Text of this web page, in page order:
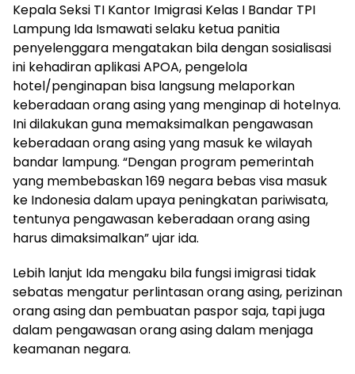
Kepala Seksi TI Kantor Imigrasi Kelas I Bandar TPI
Lampung Ida Ismawati selaku ketua panitia
penyelenggara mengatakan bila dengan sosialisasi
ini kehadiran aplikasi APOA, pengelola
hotel/penginapan bisa langsung melaporkan
keberadaan orang asing yang menginap di hotelnya.
Ini dilakukan guna memaksimalkan pengawasan
keberadaan orang asing yang masuk ke wilayah
bandar lampung. “Dengan program pemerintah
yang membebaskan 169 negara bebas visa masuk
ke Indonesia dalam upaya peningkatan pariwisata,
tentunya pengawasan keberadaan orang asing
harus dimaksimalkan” ujar ida.
Lebih lanjut Ida mengaku bila fungsi imigrasi tidak
sebatas mengatur perlintasan orang asing, perizinan
orang asing dan pembuatan paspor saja, tapi juga
dalam pengawasan orang asing dalam menjaga
keamanan negara.